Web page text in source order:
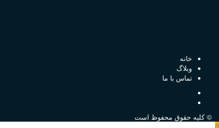
خانه
وبلاگ
تماس با ما
Instagram
Linkedin
© کلیه حقوق محفوظ است